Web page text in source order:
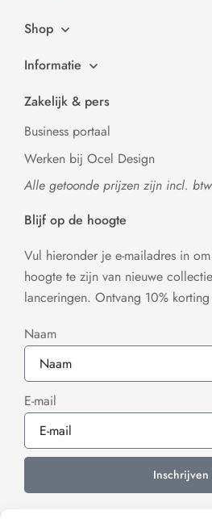
Shop
Informatie
Zakelijk & pers
Business portaal
Werken bij Ocel Design
Alle getoonde prijzen zijn incl.
Blijf op de hoogte
Vul hieronder je e-mailadres in
hoogte te zijn van nieuwe
lanceringen. Ontvang 10%
Naam
E-mail
Inschrijven